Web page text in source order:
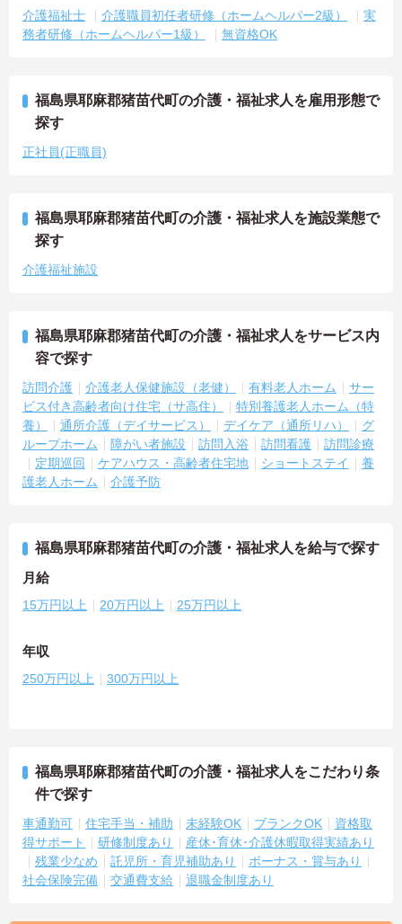
介護福祉士 介護職員初任者研修（ホームヘルパー2級）
実
務者研修（ホームヘルパー1級）
無資格OK
福島県耶麻郡猪苗代町の介護・福祉求人を雇用形態で
探す
正社員(正職員)
福島県耶麻郡猪苗代町の介護・福祉求人を施設業態で
探す
介護福祉施設
福島県耶麻郡猪苗代町の介護・福祉求人をサービス内
容で探す
訪問介護 介護老人保健施設（老健） 有料老人ホーム
サー
ビス付き高齢者向け住宅（サ高住）
特別養護老人ホーム（特
養）
通所介護（デイサービス） デイケア（通所リハ）
グ
ループホーム
障がい者施設 訪問入浴 訪問看護
訪問診療
定期巡回
ケアハウス・高齢者住宅地 ショートステイ
養
護老人ホーム
介護予防
福島県耶麻郡猪苗代町の介護・福祉求人を給与で探す
月給
15万円以上 20万円以上 25万円以上
年収
250万円以上 300万円以上
福島県耶麻郡猪苗代町の介護・福祉求人をこだわり条
件で探す
車通勤可 住宅手当・補助 未経験OK ブランクOK
資格取
得サポート
研修制度あり
産休･育休･介護休暇取得実績あり
残業少なめ
託児所・育児補助あり
ボーナス・賞与あり
社会保険完備
交通費支給 退職金制度あり